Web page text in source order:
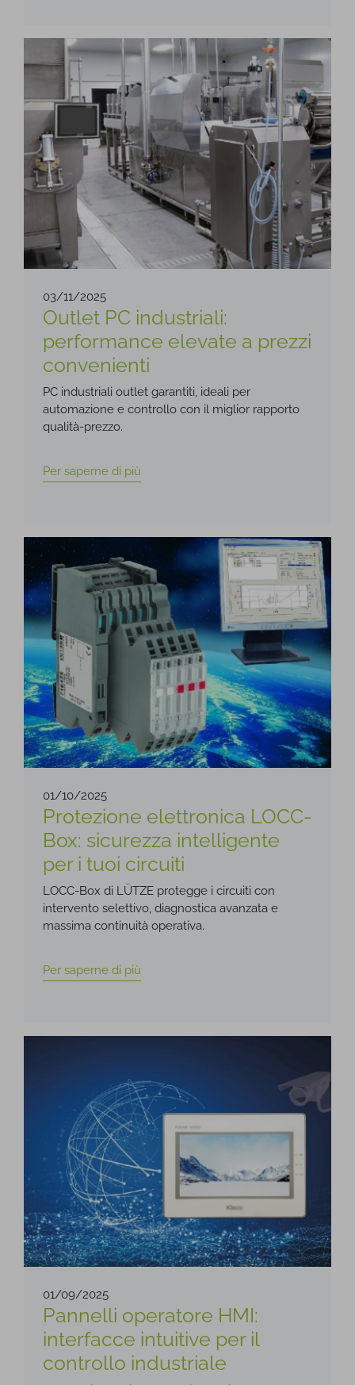
03/11/2025
Outlet PC industriali:
performance elevate a prezzi
convenienti
PC industriali outlet garantiti, ideali per
automazione e controllo con il miglior rapporto
qualità-prezzo.
Per saperne di più
01/10/2025
Protezione elettronica LOCC-
Box: sicurezza intelligente
per i tuoi circuiti
LOCC-Box di LÜTZE protegge i circuiti con
intervento selettivo, diagnostica avanzata e
massima continuità operativa.
Per saperne di più
01/09/2025
Pannelli operatore HMI:
interfacce intuitive per il
controllo industriale